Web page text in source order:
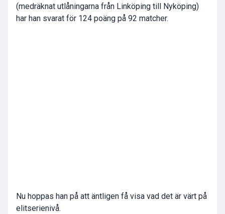
(medräknat utlåningarna från Linköping till Nyköping)
har han svarat för 124 poäng på 92 matcher.
Nu hoppas han på att äntligen få visa vad det är värt på
elitserienivå.